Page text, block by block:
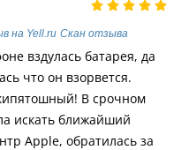
на Yell.ru Скан отзыва
вздулась батарея, да
что он взорвется.
В срочном
искать ближайший
Apple, обратилась за